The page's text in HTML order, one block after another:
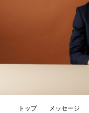
サブメニュー
トップ メッセージ